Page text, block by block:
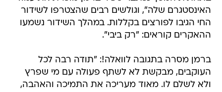
האינסטגרם שלה", וגולשים רבים שהצטרפו לשידור
החי הגיבו לפורצים בקללות. במהלך השידור נשמעו
ההאקרים קוראים: "רק ביבי".
ברמן מסרה בתגובה לוואלה!: "תודה רבה לכל
העוקבים, מבקשת לא לשתף פעולה עם מי שפרץ
ולא לשלם לו. מאוד מעריכה את התמיכה והאהבה,